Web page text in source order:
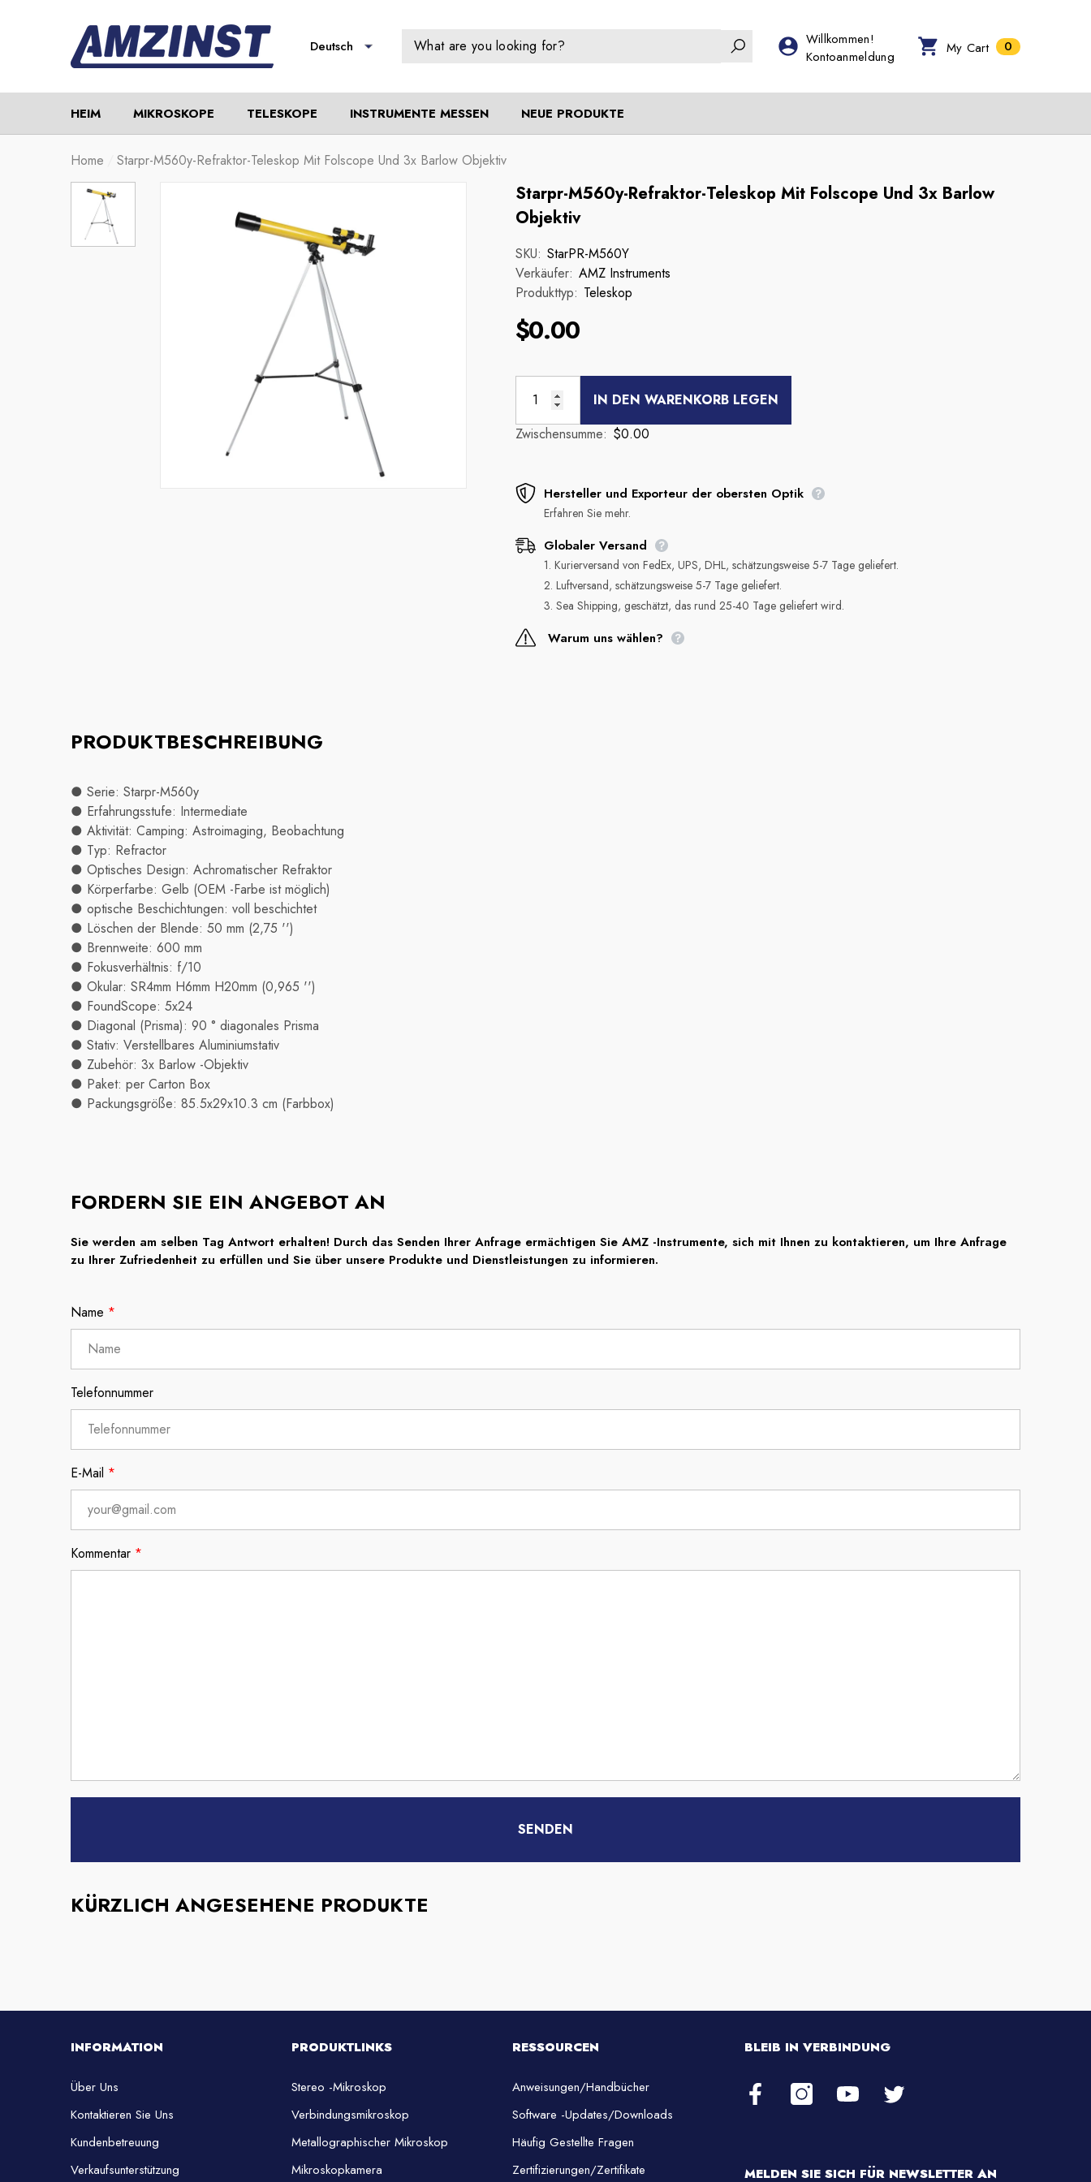
Deutsch
SPRACHE
English
Deutsch
Willkommen!
Kontoanmeldung
My Cart 00
HEIM MIKROSKOPE TELESKOPE INSTRUMENTE MESSEN NEUE PRODUKTE
Home Starpr-M560y-Refraktor-Teleskop Mit Folscope Und 3x Barlow Objektiv
Starpr-M560y-Refraktor-Teleskop Mit Folscope Und 3x Barlow
Objektiv
SKU: StarPR-M560Y
Verkäufer: AMZ Instruments
Produkttyp: Teleskop
$0.00
IN DEN WARENKORB LEGEN
Zwischensumme: $0.00
Hersteller und Exporteur der obersten Optik
Erfahren Sie mehr.
Globaler Versand
1. Kurierversand von FedEx, UPS, DHL, schätzungsweise 5-7 Tage geliefert.
2. Luftversand, schätzungsweise 5-7 Tage geliefert.
3. Sea Shipping, geschätzt, das rund 25-40 Tage geliefert wird.
Warum uns wählen?
PRODUKTBESCHREIBUNG
● Serie: Starpr-M560y
● Erfahrungsstufe: Intermediate
● Aktivität: Camping: Astroimaging, Beobachtung
● Typ: Refractor
● Optisches Design: Achromatischer Refraktor
● Körperfarbe: Gelb (OEM -Farbe ist möglich)
● optische Beschichtungen: voll beschichtet
● Löschen der Blende: 50 mm (2,75 '')
● Brennweite: 600 mm
● Fokusverhältnis: f/10
● Okular: SR4mm H6mm H20mm (0,965 '')
● FoundScope: 5x24
● Diagonal (Prisma): 90 ° diagonales Prisma
● Stativ: Verstellbares Aluminiumstativ
● Zubehör: 3x Barlow -Objektiv
● Paket: per Carton Box
● Packungsgröße: 85.5x29x10.3 cm (Farbbox)
FORDERN SIE EIN ANGEBOT AN
Sie werden am selben Tag Antwort erhalten! Durch das Senden Ihrer Anfrage ermächtigen Sie AMZ -Instrumente, sich mit Ihnen zu kontaktieren, um Ihre Anfrage
zu Ihrer Zufriedenheit zu erfüllen und Sie über unsere Produkte und Dienstleistungen zu informieren.
Name *
Telefonnummer
E-Mail *
Kommentar *
KÜRZLICH ANGESEHENE PRODUKTE
INFORMATION
Über Uns
Kontaktieren Sie Uns
Kundenbetreuung
Verkaufsunterstützung
PRODUKTLINKS
Stereo -Mikroskop
Verbindungsmikroskop
Metallographischer Mikroskop
Mikroskopkamera
RESSOURCEN
Anweisungen/Handbücher
Software -Updates/Downloads
Häufig Gestellte Fragen
Zertifizierungen/Zertifikate
BLEIB IN VERBINDUNG
MELDEN SIE SICH FÜR NEWSLETTER AN